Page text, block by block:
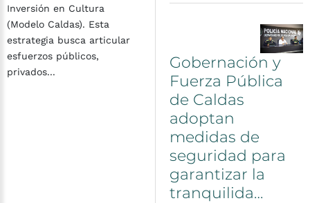
Inversión en Cultura
(Modelo Caldas). Esta
estrategia busca articular
esfuerzos públicos,
privados...
Gobernación y
Fuerza Pública
de Caldas
adoptan
medidas de
seguridad para
garantizar la
tranquilida…